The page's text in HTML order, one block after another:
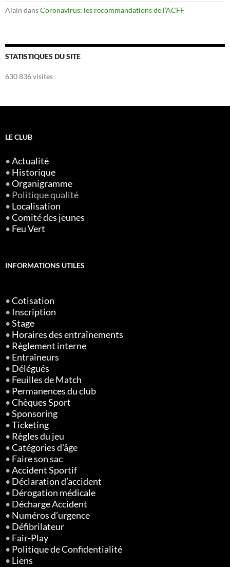
Alain dansCoronavirus: les recommandations de l’ACFF
STATISTIQUES DU SITE
630 836 visites
LE CLUB
•Actualité
• Historique
•Organigramme
• Politique qualité
• Localisation
•Comité des jeunes
• Feu Vert
INFORMATIONS UTILES
•Cotisation
• Inscription
•Stage
• Horaires des entraînements
• Règlement interne
• Entraîneurs
• Délégués
• Feuilles de Match
• Permanences du club
•Chèques Sport
•Sponsoring
•Ticketing
• Règles du jeu
•Catégories d’âge
• Faire son sac
•Accident Sportif
• Déclaration d’accident
• Dérogation médicale
• Décharge Accident
• Numéros d’urgence
• Défibrilateur
• Fair-Play
• Politique de Confidentialité
• Liens